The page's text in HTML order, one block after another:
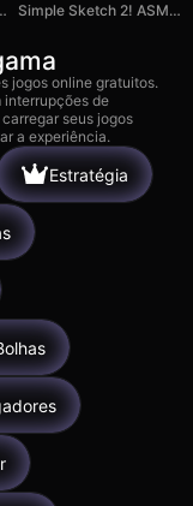
For Memes! Simple Sketch 2! ASMR Art Coloring
jogos online gratuitos.
interrupções de
seus jogos
a experiência.
Estratégia